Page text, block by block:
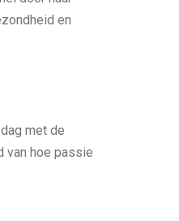
en
met de
van hoe passie